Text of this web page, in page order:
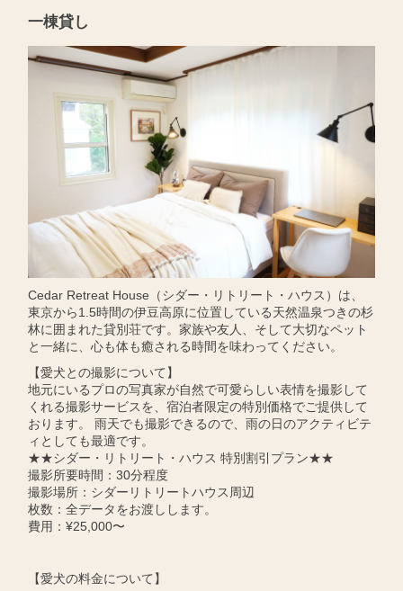
一棟貸し
Cedar Retreat House（シダー・リトリート・ハウス）は、
東京から1.5時間の伊豆高原に位置している天然温泉つきの杉
林に囲まれた貸別荘です。家族や友人、そして大切なペット
と一緒に、心も体も癒される時間を味わってください。
【愛犬との撮影について】
地元にいるプロの写真家が自然で可愛らしい表情を撮影して
くれる撮影サービスを、宿泊者限定の特別価格でご提供して
おります。 雨天でも撮影できるので、雨の日のアクティビテ
ィとしても最適です。
★★シダー・リトリート・ハウス 特別割引プラン★★
撮影所要時間：30分程度
撮影場所：シダーリトリートハウス周辺
枚数：全データをお渡しします。
費用：¥25,000〜
【愛犬の料金について】